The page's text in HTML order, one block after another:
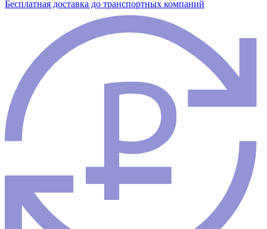
Бесплатная доставка до транспортных компаний